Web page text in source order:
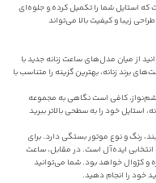
که استایل شما را تکمیل کرده و جلوه‌ای
طراحی زیبا و کیفیت بالا می‌تواند
از میان مدل‌های ساعت زنانه جدید با
برند زنانه، بهترین گزینه را متناسب با
کافی است نگاهی به مجموعه
استایل خود را به سطحی بالاتر ببرید
رنگ و نوع موتور بستگی دارد. برای
ایده‌آل است. در مقابل، ساعت
و کژوال خواهد بود. شما می‌توانید
خود را انجام دهید.